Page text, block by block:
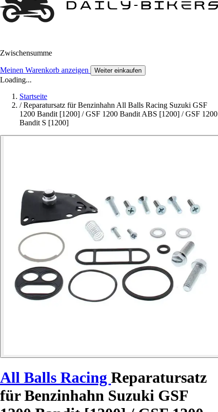
Zwischensumme
Meinen Warenkorb anzeigen Weiter einkaufen
Loading...
Startseite
/ Reparatursatz für Benzinhahn All Balls Racing Suzuki GSF
1200 Bandit [1200] / GSF 1200 Bandit ABS [1200] / GSF 1200
Bandit S [1200]
All Balls Racing Reparatursatz
für Benzinhahn Suzuki GSF